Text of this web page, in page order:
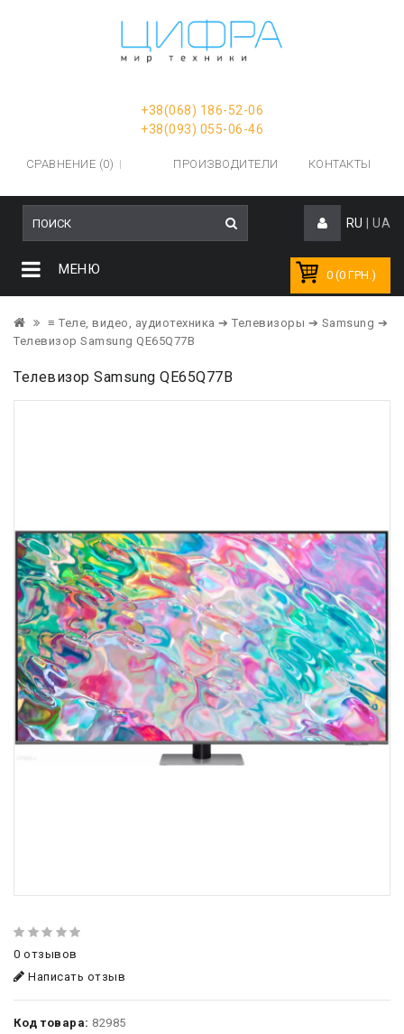
+38(068) 186-52-06
+38(093) 055-06-46
СРАВНЕНИЕ (0) ПРОИЗВОДИТЕЛИ КОНТАКТЫ
RU UA
0 (0 ГРН.)
МЕНЮ
≡ Теле, видео, аудиотехника ➔ Телевизоры ➔ Samsung ➔
Телевизор Samsung QE65Q77B
Телевизор Samsung QE65Q77B
0 отзывов
Написать отзыв
Код товара: 82985